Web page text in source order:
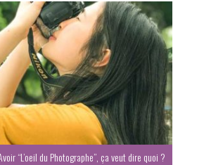
“L’oeil du Photographe”, ça veut dire quoi ?